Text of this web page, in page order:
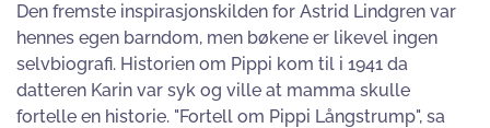
Den fremste inspirasjonskilden for Astrid Lindgren var
hennes egen barndom, men bøkene er likevel ingen
selvbiografi. Historien om Pippi kom til i 1941 da
datteren Karin var syk og ville at mamma skulle
fortelle en historie. "Fortell om Pippi Långstrump", sa